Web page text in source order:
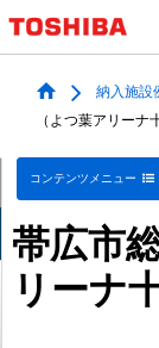
納入施設
（よつ葉アリーナ
コンテンツメニュー
帯広市
リーナ